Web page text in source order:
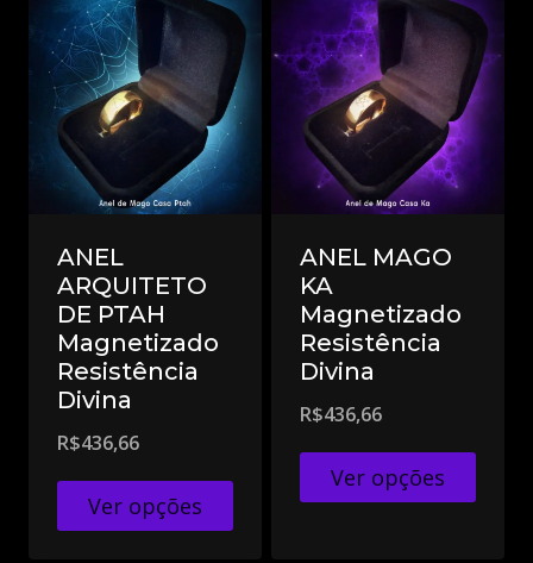
ANEL
ARQUITETO
DE PTAH
Magnetizado
Resistência
Divina
R$436,66
Ver opções
ANEL MAGO
KA
Magnetizado
Resistência
Divina
R$436,66
Ver opções